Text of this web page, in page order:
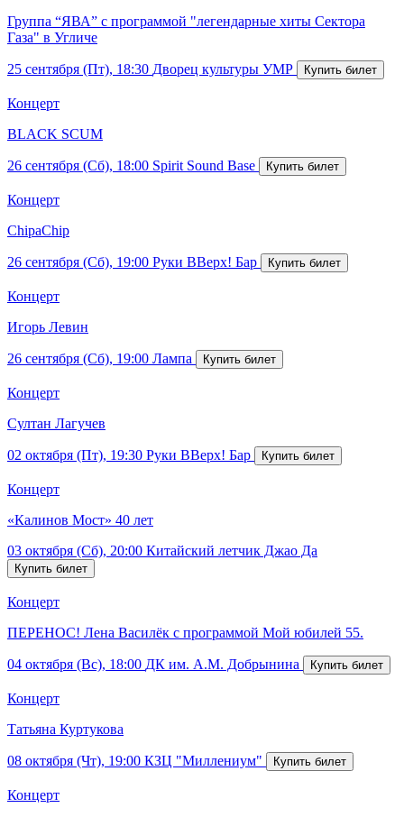
Группа “ЯВА” с программой "легендарные хиты Сектора
Газа" в Угличе
25 сентября (Пт), 18:30 Дворец культуры УМР
Концерт
BLACK SCUM
26 сентября (Сб), 18:00 Spirit Sound Base
Концерт
ChipaChip
26 сентября (Сб), 19:00 Руки ВВерх! Бар
Концерт
Игорь Левин
26 сентября (Сб), 19:00 Лампа
Концерт
Султан Лагучев
02 октября (Пт), 19:30 Руки ВВерх! Бар
Концерт
«Калинов Мост» 40 лет
03 октября (Сб), 20:00 Китайский летчик Джао Да
Концерт
ПЕРЕНОС! Лена Василёк с программой Мой юбилей 55.
04 октября (Вс), 18:00 ДК им. А.М. Добрынина
Концерт
Татьяна Куртукова
08 октября (Чт), 19:00 КЗЦ "Миллениум"
Концерт